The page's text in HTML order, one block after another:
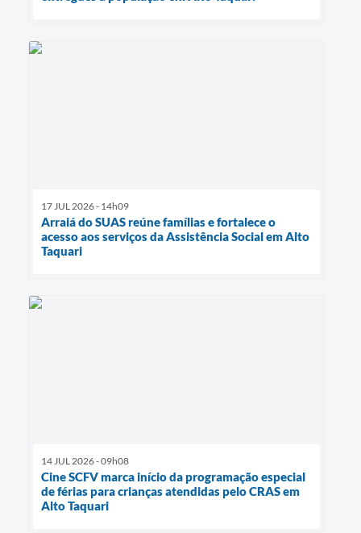
17 JUL 2026 - 14h09
Arraiá do SUAS reúne famílias e fortalece o
acesso aos serviços da Assistência Social em Alto
Taquari
14 JUL 2026 - 09h08
Cine SCFV marca início da programação especial
de férias para crianças atendidas pelo CRAS em
Alto Taquari